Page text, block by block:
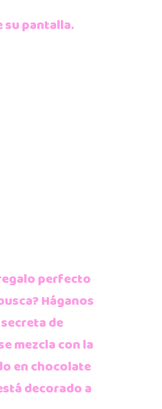
su pantalla.
perfecto
Háganos
de
mezcla con la
en chocolate
decorado a